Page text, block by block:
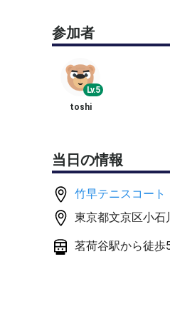
基本練習のみです
他の媒体でも募集し
天候が不順の場合、
17:30に主催者に電話
集合時間 6時
集合場所 コート番号
参加費、ビジター料金
1200円
又、怪我は自己責任で
参加者
Lv.5
toshi
当日の情報
竹早テニスコート
東京都文京区小石
茗荷谷駅から徒歩